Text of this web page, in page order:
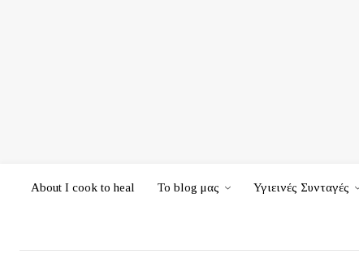
About I cook to heal Το blog μας Υγιεινές Συνταγές